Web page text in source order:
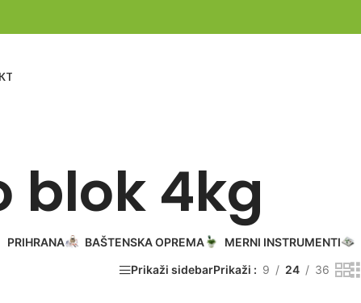
blok 4kg
PRIHRANA BAŠTENSKA OPREMA MERNI INSTRUMENTI
Prikaži sidebarPrikaži 9 24 36